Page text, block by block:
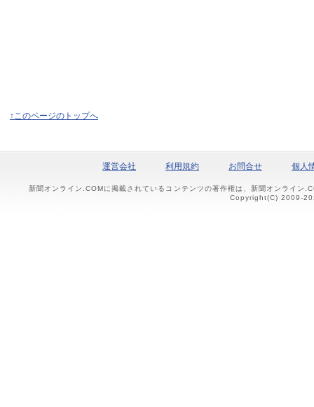
↑このページのトップへ
運営会社 利用規約 お問合せ 個人
新聞オンライン.COMに掲載されているコンテンツの著作権は、新聞オンライン
Copyright(C) 2009-